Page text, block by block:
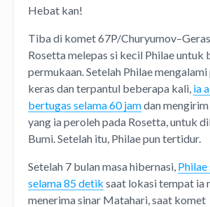
Hebat kan!
Tiba di komet 67P/
Rosetta melepas si kecil Philae untuk
permukaan. Setelah Philae
keras dan terpantul beberapa kali, ia
bertugas selama 60 jamdan
yang ia peroleh pada Rosetta, untuk
Bumi. Setelah itu, Philae pun tertidur.
Setelah 7 bulan masa hibernasi,
selama 85 detik saat lokasi tempat ia
menerima sinar Matahari, saat komet